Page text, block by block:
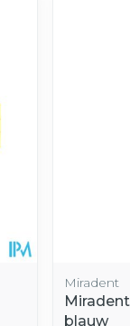
Miradent
blauw